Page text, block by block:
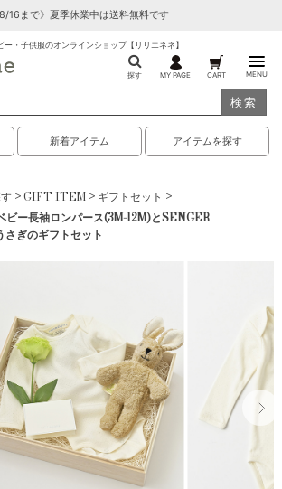
8/16まで》夏季休業中は送料無料です
・子供服のオンラインショップ【リリエネネ】
探す MY PAGE CART MENU
検索
新着アイテム アイテムを探す
>GIFT ITEM> ギフトセット >
ー長袖ロンパース(3M-12M)とSENGER
ぎのギフトセット